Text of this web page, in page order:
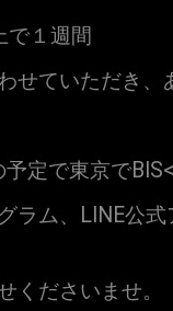
で１週間
せていただき、
定で東京で
ラム、LINE公
くださいませ。